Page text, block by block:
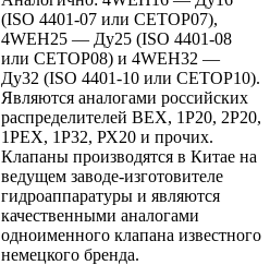
(ISO 4401-07 или CETOP07),
4WEH25 — Ду25 (ISO 4401-08
или CETOP08) и 4WEH32 —
Ду32 (ISO 4401-10 или CETOP10).
Являются аналогами российских
распределителей ВЕХ, 1Р20, 2Р20,
1РЕХ, 1Р32, РХ20 и прочих.
Клапаны производятся в Китае на
ведущем заводе-изготовителе
гидроаппаратуры и являются
качественными аналогами
одноименного клапана известного
немецкого бренда.